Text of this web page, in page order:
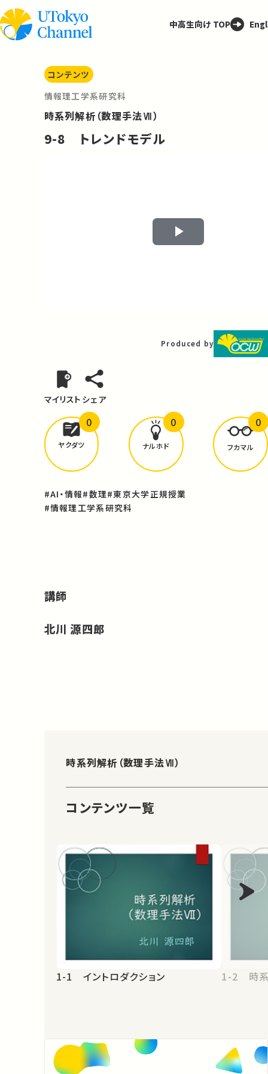
中高生向け TOP
コンテンツ
情報理工学系研究科
時系列解析（数理手法Ⅶ）
9-8 トレンドモデル
Play
Produced by
マイリスト シェア
どんな学びがありましたか？
ヤクダツ
0
ナルホド
0
フカマル
0
#AI・情報#数理#東京大学正規授業
#情報理工学系研究科
講師
北川 源四郎
時系列解析（数理手法Ⅶ）
コンテンツ一覧
1-1 イントロダクション 1-2 時系